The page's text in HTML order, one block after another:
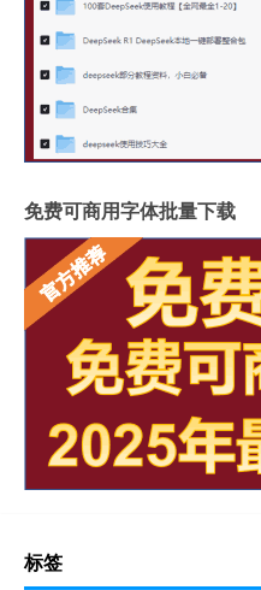
免费可商用字体批量下载
标签